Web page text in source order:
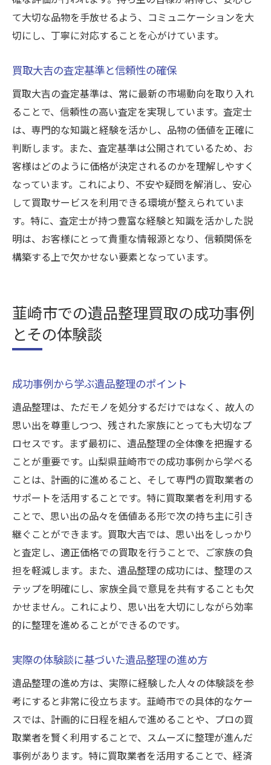
て大切な品物を手放せるよう、コミュニケーションを大
切にし、丁寧に対応することを心がけています。
買取大吉の査定基準と信頼性の確保
買取大吉の査定基準は、常に最新の市場動向を取り入れ
ることで、信頼性の高い査定を実現しています。査定士
は、専門的な知識と経験を活かし、品物の価値を正確に
判断します。また、査定基準は公開されているため、お
客様はどのように価格が決定されるのかを理解しやすく
なっています。これにより、不安や疑問を解消し、安心
して買取サービスを利用できる環境が整えられていま
す。特に、査定士が持つ豊富な経験と知識を活かした説
明は、お客様にとって貴重な情報源となり、信頼関係を
構築する上で欠かせない要素となっています。
韮崎市での遺品整理買取の成功事例
とその体験談
成功事例から学ぶ遺品整理のポイント
遺品整理は、ただモノを処分するだけではなく、故人の
思い出を尊重しつつ、残された家族にとっても大切なプ
ロセスです。まず最初に、遺品整理の全体像を把握する
ことが重要です。山梨県韮崎市での成功事例から学べる
ことは、計画的に進めること、そして専門の買取業者の
サポートを活用することです。特に買取業者を利用する
ことで、思い出の品々を価値ある形で次の持ち主に引き
継ぐことができます。買取大吉では、思い出をしっかり
と査定し、適正価格での買取を行うことで、ご家族の負
担を軽減します。また、遺品整理の成功には、整理のス
テップを明確にし、家族全員で意見を共有することも欠
かせません。これにより、思い出を大切にしながら効率
的に整理を進めることができるのです。
実際の体験談に基づいた遺品整理の進め方
遺品整理の進め方は、実際に経験した人々の体験談を参
考にすると非常に役立ちます。韮崎市での具体的なケー
スでは、計画的に日程を組んで進めることや、プロの買
取業者を賢く利用することで、スムーズに整理が進んだ
事例があります。特に買取業者を活用することで、経済